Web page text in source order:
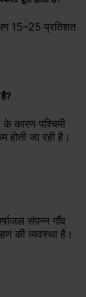
15–25 प्रतिशत
के कारण पश्चिमी
होती जा रही है।
संपन्न गाँव
की व्यवस्था है।